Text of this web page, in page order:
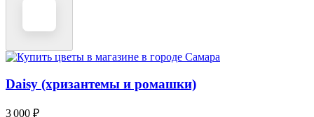
Daisy (хризантемы и ромашки)
3 000 ₽